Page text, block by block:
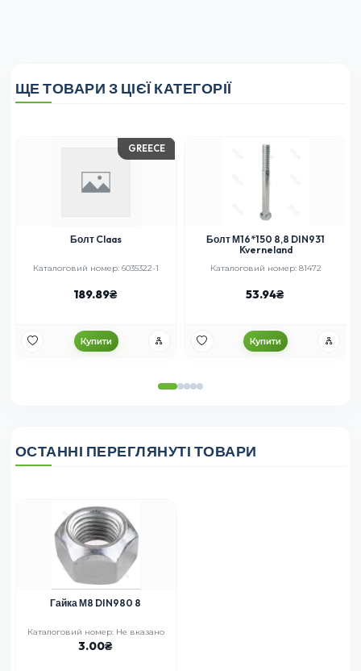
ЩЕ ТОВАРИ З ЦІЄЇ КАТЕГОРІЇ
GREECE
Болт Claas
Каталоговий номер: 6035322-1
189.89
Купити
Болт М16*150 8,8 DIN931
Kverneland
Каталоговий номер: 81472
53.94
Купити
ОСТАННІ ПЕРЕГЛЯНУТІ ТОВАРИ
Гайка М8 DIN980 8
Каталоговий номер: Не вказано
3.00